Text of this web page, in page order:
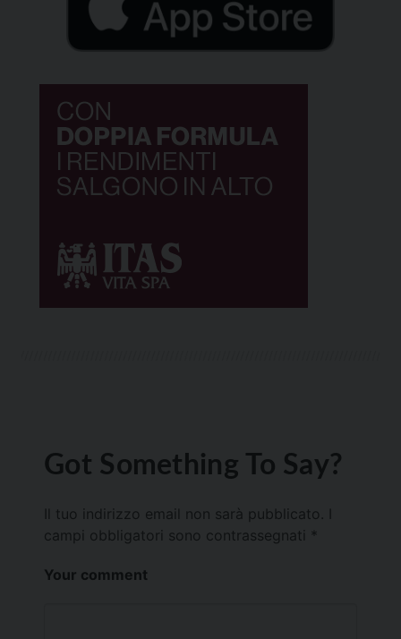
Got Something To Say?
Il tuo indirizzo email non sarà pubblicato.
campi obbligatori sono contrassegnati *
Your comment